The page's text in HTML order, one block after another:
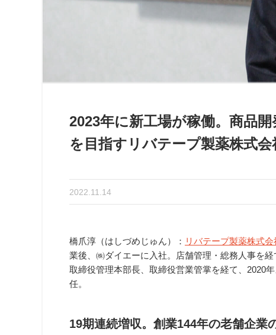
2023年に新工場が稼働。商品
を目指すリバテープ製薬株式
2022.11.14
橋爪淳（はしづめじゅん）： リバテープ製薬株式会
業後、㈱ダイエーに入社。店舗管理・総務人事を
取締役管理本部長、取締役営業管掌を経て、2020
任。
19期連続増収。創業144年の老舗企業